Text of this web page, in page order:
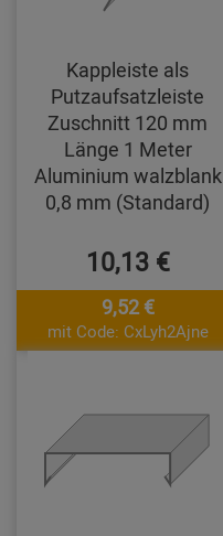
Kappleiste als
Putzaufsatzleiste
Zuschnitt 120 mm
Länge 1 Meter
Aluminium walzblank
0,8 mm (Standard)
10,13 €
9,52 €
mit Code: CxLyh2Ajne